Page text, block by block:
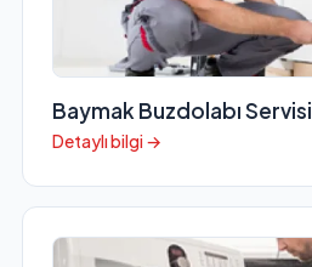
Baymak Buzdolabı Servisi
Detaylı bilgi →